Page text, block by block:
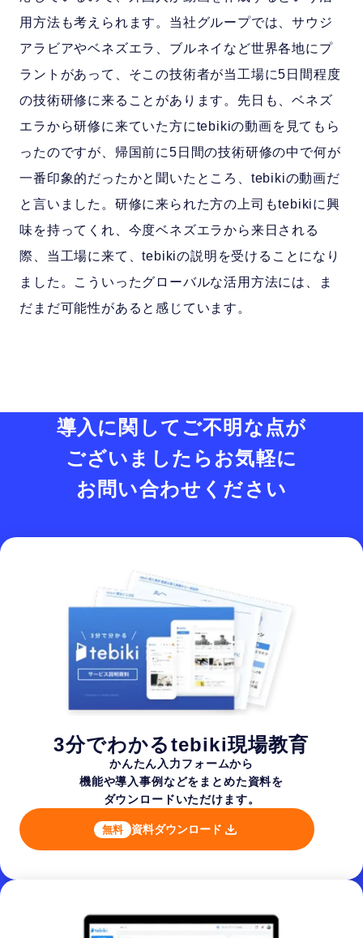
用方法も考えられます。当社グループでは、サウジ
アラビアやベネズエラ、ブルネイなど世界各地にプ
ラントがあって、そこの技術者が当工場に5日間程度
の技術研修に来ることがあります。先日も、ベネズ
エラから研修に来ていた方にtebikiの動画を見てもら
ったのですが、帰国前に5日間の技術研修の中で何が
一番印象的だったかと聞いたところ、tebikiの動画だ
と言いました。研修に来られた方の上司もtebikiに興
味を持ってくれ、今度ベネズエラから来日される
際、当工場に来て、tebikiの説明を受けることになり
ました。こういったグローバルな活用方法には、ま
だまだ可能性があると感じています。
導入に関してご不明な点が
ございましたら お気軽に
お問い合わせください
3分でわかるtebiki現場教育
かんたん入力フォームから
機能や導入事例などをまとめた資料を
ダウンロードいただけます。
無料 資料ダウンロード